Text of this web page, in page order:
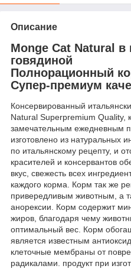
Описание
Monge Cat Natural в
говядиной
Полнорационный
Супер-премиум
Консервированный
Natural Superpremium Quality,
замечательным ежедневным
изготовлено из натуральных
по итальянскому рецепту, и
красителей и консервантов
вкус, свежесть всех
каждого корма. Корм так же
привередливым животным, а
анорексии. Корм содержит
жиров, благодаря чему
оптимальный вес. Корм
является известным
клеточные мембраны от
радикалами. продукт при